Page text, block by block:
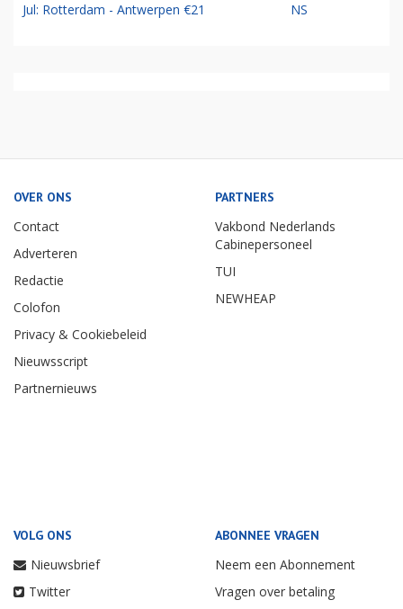
Jul: Rotterdam - Antwerpen €21 NS
OVER ONS
Contact
Adverteren
Redactie
Colofon
Privacy & Cookiebeleid
Nieuwsscript
Partnernieuws
PARTNERS
Vakbond Nederlands
Cabinepersoneel
TUI
NEWHEAP
VOLG ONS
Nieuwsbrief
Twitter
ABONNEE VRAGEN
Neem een Abonnement
Vragen over betaling